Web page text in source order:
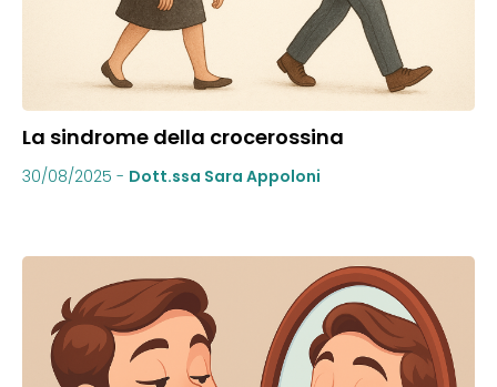
La sindrome della crocerossina
30/08/2025 - Dott.ssa Sara Appoloni